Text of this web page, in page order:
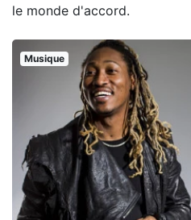
le monde d'accord.
Musique